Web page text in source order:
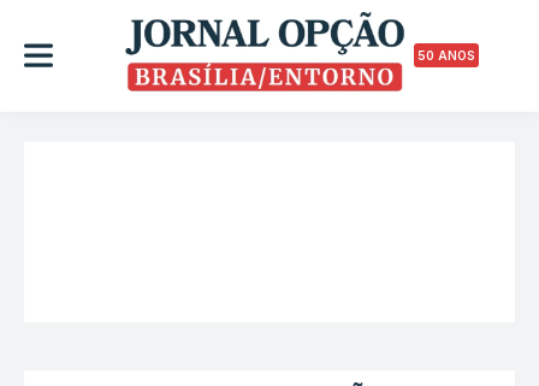
50 ANOS